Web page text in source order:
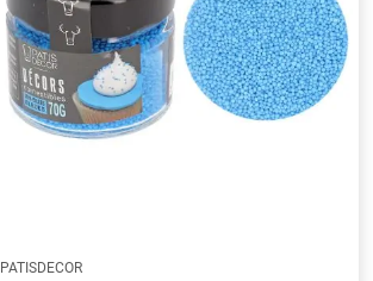
PATISDECOR